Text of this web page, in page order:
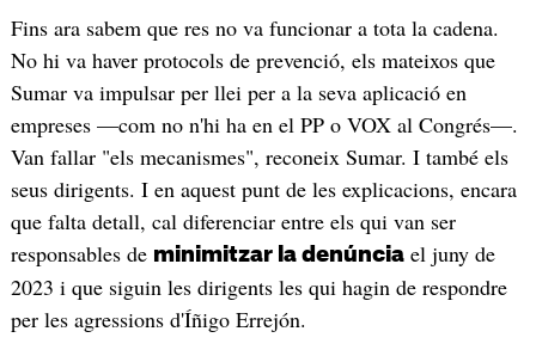
Fins ara sabem que res no va funcionar a tota la cadena.
No hi va haver protocols de prevenció, els mateixos que
Sumar va impulsar per llei per a la seva aplicació en
empreses —com no n'hi ha en el PP o VOX al Congrés—.
Van fallar "els mecanismes", reconeix Sumar. I també els
seus dirigents. I en aquest punt de les explicacions, encara
que falta detall, cal diferenciar entre els qui van ser
responsables de minimitzar la denúnciael juny de
2023 i que siguin les dirigents les qui hagin de respondre
per les agressions d'Íñigo Errejón.